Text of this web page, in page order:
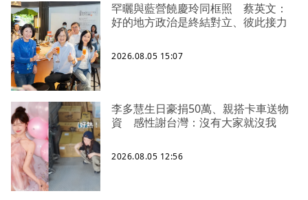
罕曬與藍營饒慶玲同框照 蔡英文：
好的地方政治是終結對立、彼此接力
2026.08.05 15:07
李多慧生日豪捐50萬、親搭卡車送物
資 感性謝台灣：沒有大家就沒我
2026.08.05 12:56